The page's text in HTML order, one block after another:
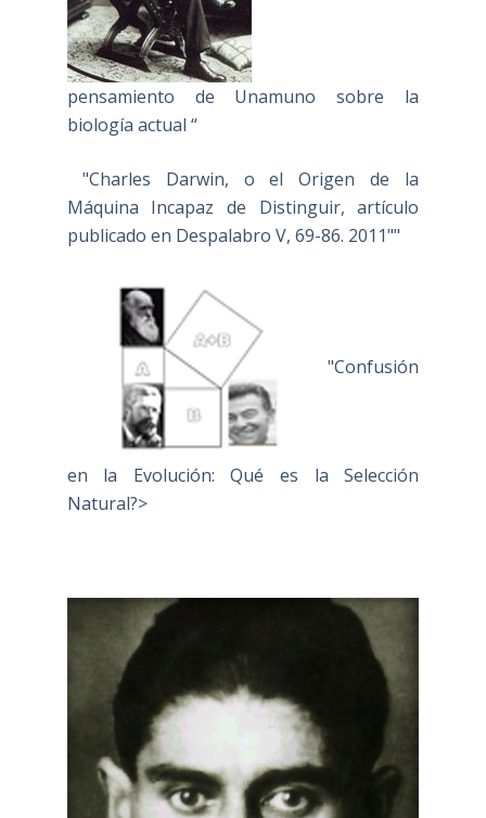
pensamiento de Unamuno sobre la
biología actual “
"Charles Darwin, o el Origen de la
Máquina Incapaz de Distinguir, artículo
publicado en Despalabro V, 69-86. 2011""
"Confusión
en la Evolución: Qué es la Selección
Natural?>